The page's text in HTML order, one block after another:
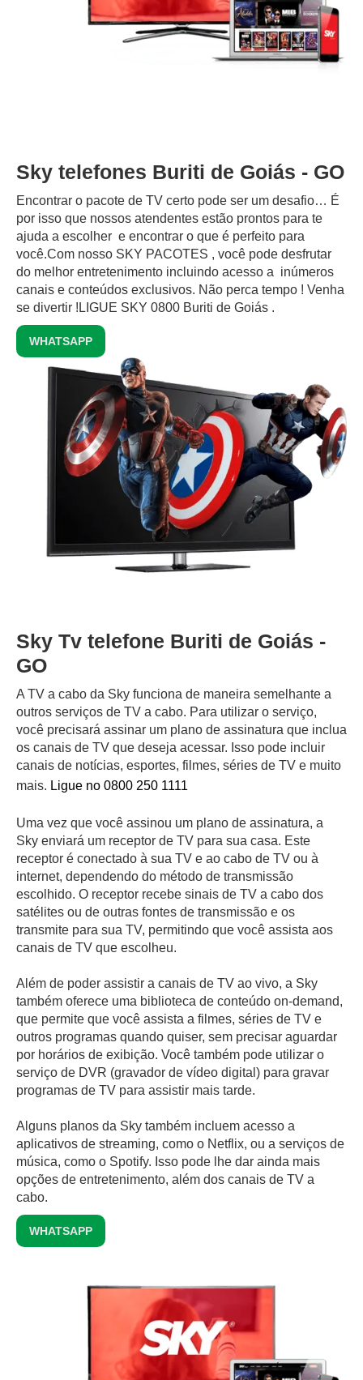
Sky telefones Buriti de Goiás - GO
Encontrar o pacote de TV certo pode ser um desafio… É
por isso que nossos atendentes estão prontos para te
ajuda a escolher e encontrar o que é perfeito para
você.Com nosso SKY PACOTES , você pode desfrutar
do melhor entretenimento incluindo acesso a inúmeros
canais e conteúdos exclusivos.‍ Não perca tempo ! Venha
se divertir !LIGUE SKY 0800 Buriti de Goiás .
WHATSAPP
Sky Tv telefone Buriti de Goiás -
GO
A TV a cabo da Sky funciona de maneira semelhante a
outros serviços de TV a cabo. Para utilizar o serviço,
você precisará assinar um plano de assinatura que inclua
os canais de TV que deseja acessar. Isso pode incluir
canais de notícias, esportes, filmes, séries de TV e muito
mais. Ligue no 0800 250 1111
Uma vez que você assinou um plano de assinatura, a
Sky enviará um receptor de TV para sua casa. Este
receptor é conectado à sua TV e ao cabo de TV ou à
internet, dependendo do método de transmissão
escolhido. O receptor recebe sinais de TV a cabo dos
satélites ou de outras fontes de transmissão e os
transmite para sua TV, permitindo que você assista aos
canais de TV que escolheu.
Além de poder assistir a canais de TV ao vivo, a Sky
também oferece uma biblioteca de conteúdo on-demand,
que permite que você assista a filmes, séries de TV e
outros programas quando quiser, sem precisar aguardar
por horários de exibição. Você também pode utilizar o
serviço de DVR (gravador de vídeo digital) para gravar
programas de TV para assistir mais tarde.
Alguns planos da Sky também incluem acesso a
aplicativos de streaming, como o Netflix, ou a serviços de
música, como o Spotify. Isso pode lhe dar ainda mais
opções de entretenimento, além dos canais de TV a
cabo.
WHATSAPP